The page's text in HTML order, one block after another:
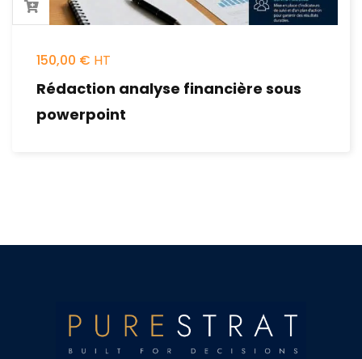
150,00 €
Rédaction analyse financière sous
powerpoint